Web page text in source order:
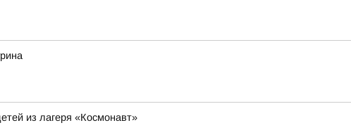
из лагеря «Космонавт»